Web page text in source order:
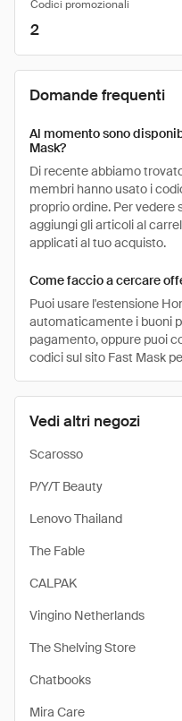
Vedi altri negozi
Scarosso
P/Y/T Beauty
Lenovo Thailand
The Fable
CALPAK
Vingino Netherlands
The Shelving Store
Chatbooks
Mira Care
Codici promozionali
2
Domande frequenti
Al momento sono
Mask?
Di recente abbiamo
membri hanno usato i
proprio ordine. Per vedere
aggiungi gli articoli al
applicati al tuo acquisto.
Come faccio a cercare
Puoi usare l'estensione
automaticamente i buoni
pagamento, oppure puoi
codici sul sito Fast Mask